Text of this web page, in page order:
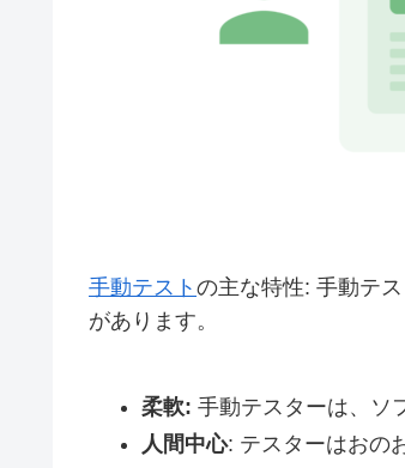
手動テスト の主な特性: 手動テ
があります。
柔軟: 手動テスターは、ソ
人間中心: テスターはおの